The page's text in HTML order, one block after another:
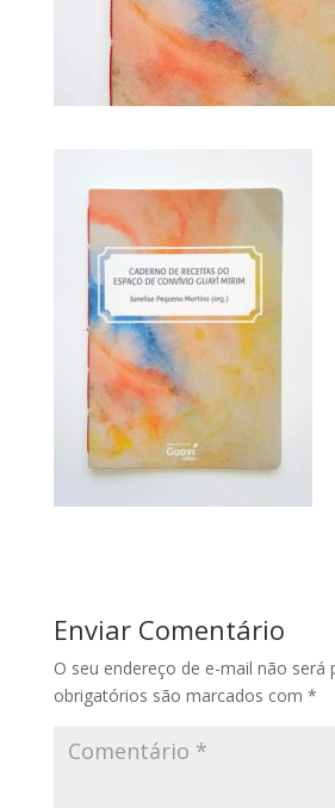
Enviar Comentário
O seu endereço de e-mail não será
obrigatórios são marcados com *